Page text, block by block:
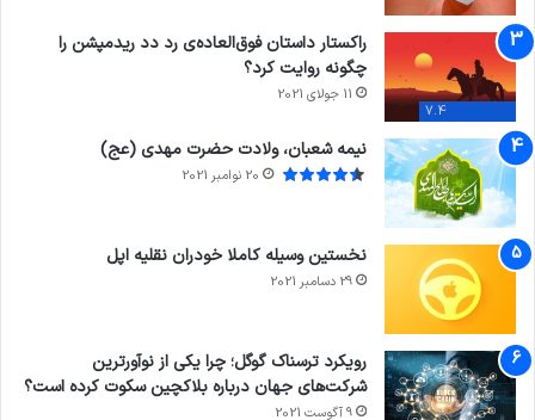
7.4
راکستار داستان فوق‌العاده‌ی رد دد ریدمپشن را
چگونه روایت کرد؟
11 جولای 2021
نیمه شعبان، ولادت حضرت مهدی (عج)
20 نوامبر 2021
نخستین وسیله کاملا خودران نقلیه اپل
29 دسامبر 2021
رویکرد ترسناک گوگل؛ چرا یکی از نوآورترین
شرکت‌های جهان درباره بلاکچین سکوت کرده است؟
9 آگوست 2021